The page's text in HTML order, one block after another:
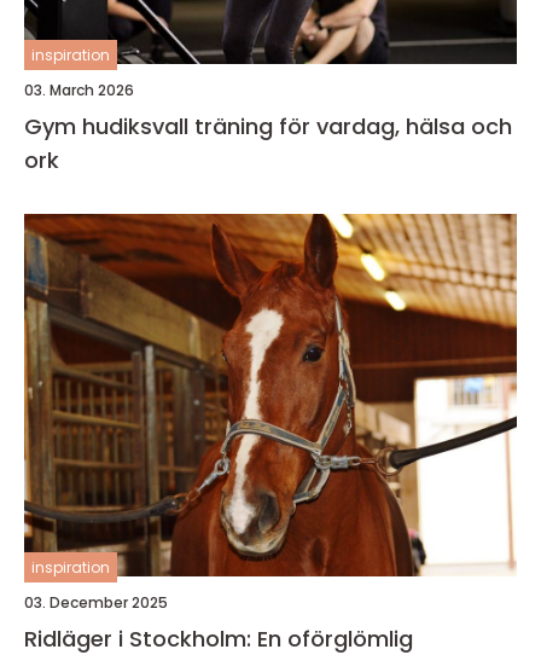
inspiration
03. March 2026
Gym hudiksvall träning för vardag, hälsa och
ork
inspiration
03. December 2025
Ridläger i Stockholm: En oförglömlig